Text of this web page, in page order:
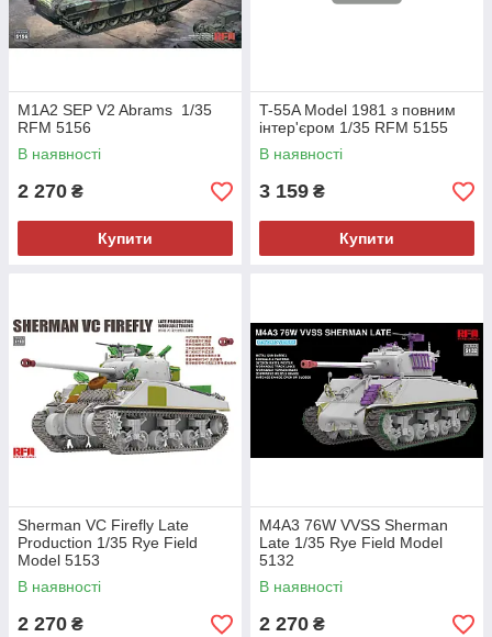
M1A2 SEP V2 Abrams 1/35
RFM 5156
В наявності
2 270 ₴
Купити
T-55A Model 1981 з повним
інтер'єром 1/35 RFM 5155
В наявності
3 159 ₴
Купити
Sherman VC Firefly Late
Production 1/35 Rye Field
Model 5153
В наявності
2 270 ₴
M4A3 76W VVSS Sherman
Late 1/35 Rye Field Model
5132
В наявності
2 270 ₴